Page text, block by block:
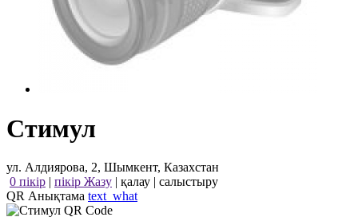
Стимул
ул. Алдиярова, 2, Шымкент, Казахстан
0 пікір | пікір Жазу | қалау | салыстыру
QR Анықтама text_what